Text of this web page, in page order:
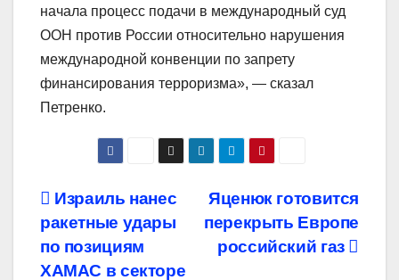
начала процесс подачи в международный суд
ООН против России относительно нарушения
международной конвенции по запрету
финансирования терроризма», — сказал
Петренко.
Навигация
по
Яценюк готовится
перекрыть Европе
российский газ
Израиль нанес
ракетные удары
по позициям
ХАМАС в секторе